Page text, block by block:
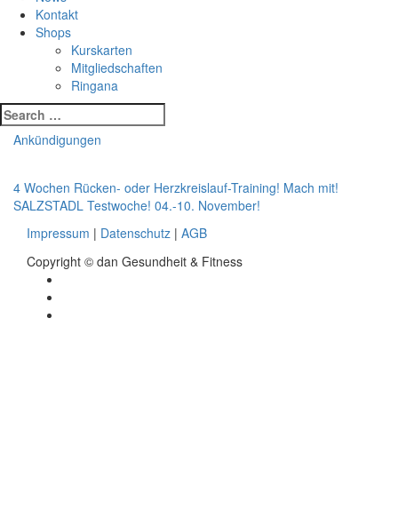
Kontakt
Shops
Kurskarten
Mitgliedschaften
Ringana
Search
for:
Ankündigungen
Beitragsnavigation
4 Wochen Rücken- oder Herzkreislauf-Training! Mach mit!
SALZSTADL Testwoche! 04.-10. November!
Impressum | Datenschutz | AGB
Copyright © dan Gesundheit & Fitness